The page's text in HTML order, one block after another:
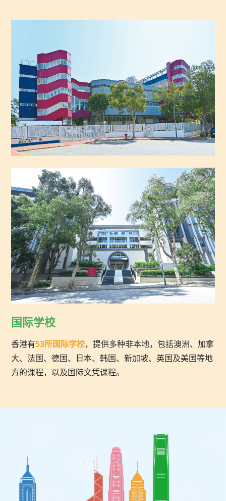
国际学校
香港有53所国际学校，提供多种非本地，包括澳洲、加拿
大、法国、德国、日本、韩国、新加坡、英国及美国等地
方的课程，以及国际文凭课程。